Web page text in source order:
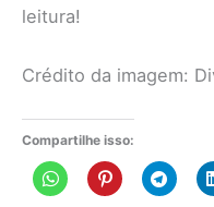
leitura!
Crédito da imagem:
Compartilhe isso: